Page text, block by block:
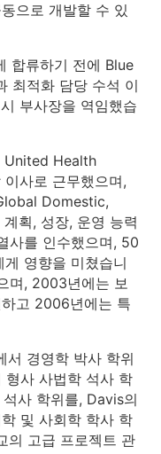
으로 개발할 수 있
합류하기 전에 Blue
최적화 담당 수석 이
부사장을 역임했습
United Health
사로 근무했으며,
Domestic,
획, 성장, 운영 능력
사를 인수했으며, 50
영향을 미쳤습니
며, 2003년에는 보
고 2006년에는 특
경영학 박사 학위
사 사법학 석사 학
사 학위를, Davis의
및 사회학 학사 학
의 고급 프로젝트 관